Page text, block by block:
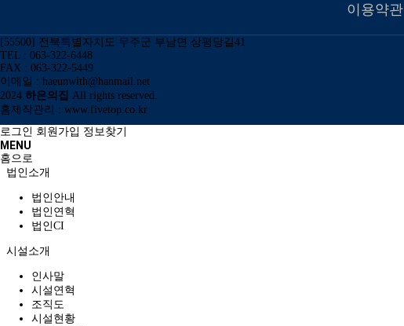
이용약관
[55500] 전북특별자치도 무주군 부남면 상평당길41
TEL : 063-322-6448
FAX : 063-322-5449
이메일 : haeunwith@hanmail.net
2024 하은의집 All rights reserved.
홈제작관리 : www.fivetop.co.kr
로그인 회원가입 정보찾기
MENU
홈으로
법인소개
법인안내
법인연혁
법인CI
시설소개
인사말
시설연혁
조직도
시설현황